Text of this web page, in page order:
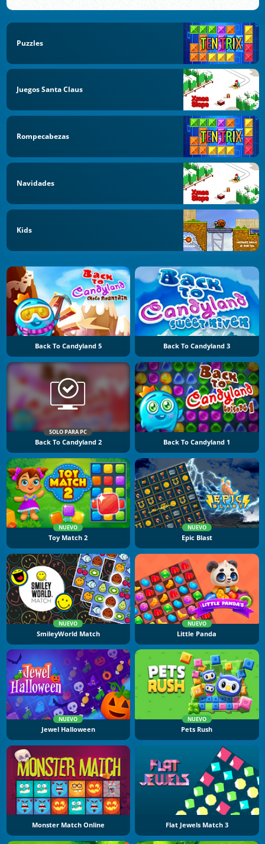
Puzzles
Juegos Santa Claus
Rompecabezas
Navidades
Kids
Back To Candyland 5 Back To Candyland 3
SOLO PARA PC
Back To Candyland 2 Back To Candyland 1
NUEVO
Toy Match 2
NUEVO
Epic Blast
NUEVO
SmileyWorld Match
NUEVO
Little Panda
NUEVO
Jewel Halloween
NUEVO
Pets Rush
Monster Match Online Flat Jewels Match 3